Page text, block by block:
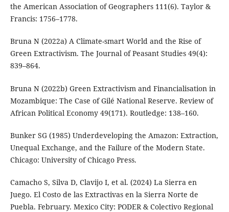
the American Association of Geographers 111(6). Taylor &
Francis: 1756–1778.
Bruna N (2022a) A Climate-smart World and the Rise of
Green Extractivism. The Journal of Peasant Studies 49(4):
839–864.
Bruna N (2022b) Green Extractivism and Financialisation in
Mozambique: The Case of Gilé National Reserve. Review of
African Political Economy 49(171). Routledge: 138–160.
Bunker SG (1985) Underdeveloping the Amazon: Extraction,
Unequal Exchange, and the Failure of the Modern State.
Chicago: University of Chicago Press.
Camacho S, Silva D, Clavijo I, et al. (2024) La Sierra en
Juego. El Costo de las Extractivas en la Sierra Norte de
Puebla. February. Mexico City: PODER & Colectivo Regional